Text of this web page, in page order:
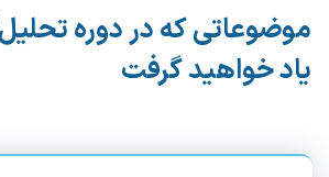
موضوعاتی که در دوره
یاد خواهید گرفت